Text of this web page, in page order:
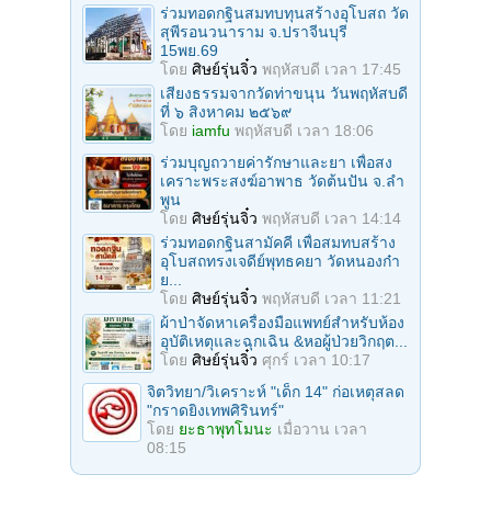
ร่วมทอดกฐินสมทบทุนสร้างอุโบสถ วัด
สุพีรอนวนาราม จ.ปราจีนบุรี
15พย.69
โดย ศิษย์รุ่นจิ๋ว พฤหัสบดี เวลา 17:45
เสียงธรรมจากวัดท่าขนุน วันพฤหัสบดี
ที่ ๖ สิงหาคม ๒๕๖๙
โดย iamfu พฤหัสบดี เวลา 18:06
ร่วมบุญถวายค่ารักษาและยา เพื่อสง
เคราะพระสงฆ์อาพาธ วัดต้นปัน จ.ลํา
พูน
โดย ศิษย์รุ่นจิ๋ว พฤหัสบดี เวลา 14:14
ร่วมทอดกฐินสามัคคี เพื่อสมทบสร้าง
อุโบสถทรงเจดีย์พุทธคยา วัดหนองก๋า
ย...
โดย ศิษย์รุ่นจิ๋ว พฤหัสบดี เวลา 11:21
ผ้าป่าจัดหาเครื่องมือแพทย์สำหรับห้อง
อุบัติเหตุและฉุกเฉิน &หอผู้ป่วยวิกฤต...
โดย ศิษย์รุ่นจิ๋ว ศุกร์ เวลา 10:17
จิตวิทยา/วิเคราะห์ "เด็ก 14" ก่อเหตุสลด
"กราดยิงเทพศิรินทร์"
โดย ยะธาพุทโมนะ เมื่อวาน เวลา
08:15